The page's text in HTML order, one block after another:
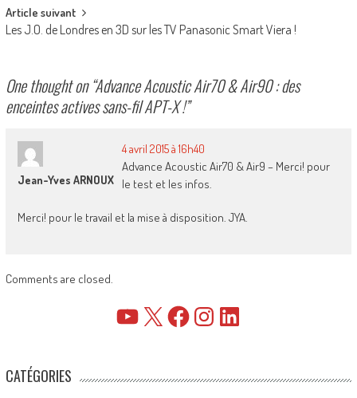
Article suivant
Les J.O. de Londres en 3D sur les TV Panasonic Smart Viera !
One thought on “Advance Acoustic Air70 & Air90 : des
enceintes actives sans-fil APT-X !”
Jean-Yves ARNOUX
4 avril 2015 à 16h40
Advance Acoustic Air70 & Air9 – Merci! pour
le test et les infos.
Merci! pour le travail et la mise à disposition. JYA.
Comments are closed.
YouTube FacebookInstagramLinkedIn
CATÉGORIES